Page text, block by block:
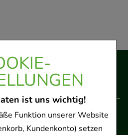
ist uns wichtig!
Funktion unserer Website
Kundenkonto) setzen